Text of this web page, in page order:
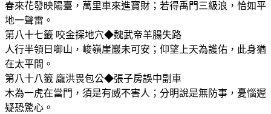
春來花發映陽臺，萬里車來進寶財；若得禹門三級浪，恰如平
地一聲雷。
第八十七籤 咬金探地穴◆魏武帝羊腸失路
人行半領日啣山，峻嶺崖巖未可安；仰望上天為護佑，此身猶
在太平間。
第八十八籤 龐洪畏包公◆張子房誤中副車
木為一虎在當門，須是有威不害人；分明說是無防事，憂惱遲
疑恐驚心。